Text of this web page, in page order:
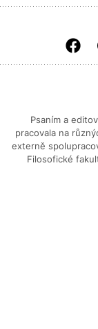
Psaním a
pracovala na
externě
Filosofické